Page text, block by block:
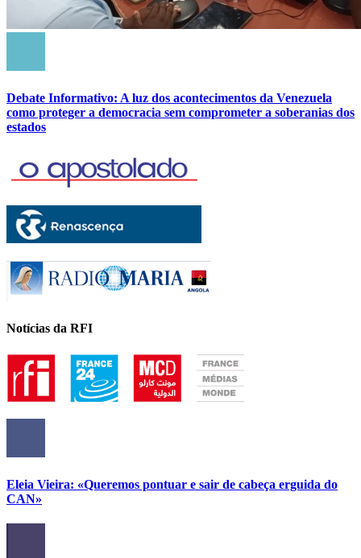
Debate Informativo: A luz dos acontecimentos da Venezuela
como proteger a democracia sem comprometer a soberanias dos
estados
Notícias da RFI
Eleia Vieira: «Queremos pontuar e sair de cabeça erguida do
CAN»